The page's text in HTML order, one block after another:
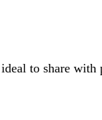
to share with